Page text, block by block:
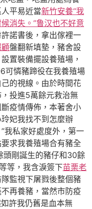
平易近當新竹安養“我
消失。”鲁汉也不好意
諾書後，拿出傢裡一
盤翻新填墊，豬舍設
置裝備擺設養殖場，
可憐豬蹄役在我養殖場
的視線。由於時間花
投進5萬餘元救治無
疫情傳佈，本著舍小
妃我找不到怎麼辦
我私家好處度外，第一
求我養殖場合有豬全
頭剛誕生的豬仔和30餘
等，我含淚簽下苗栗老
監視下屠戮後整個豬
再養豬，當然市防疫
許我仍舊是血本無